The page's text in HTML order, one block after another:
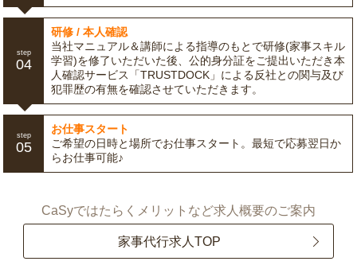
step
04
研修 / 本人確認
当社マニュアル＆講師による指導のもとで研修(家事スキル
学習)を修了いただいた後、公的身分証をご提出いただき本
人確認サービス「TRUSTDOCK」による反社との関与及び
犯罪歴の有無を確認させていただきます。
step
05
お仕事スタート
ご希望の日時と場所でお仕事スタート。最短で応募翌日か
らお仕事可能♪
CaSyではたらくメリットなど求人概要のご案内
家事代行求人TOP